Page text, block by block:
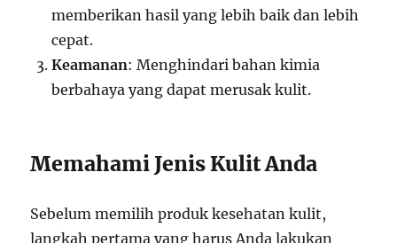
memberikan hasil yang lebih baik dan lebih
cepat.
Keamanan: Menghindari bahan kimia
berbahaya yang dapat merusak kulit.
Memahami Jenis Kulit Anda
Sebelum memilih produk kesehatan kulit,
langkah pertama yang harus Anda lakukan